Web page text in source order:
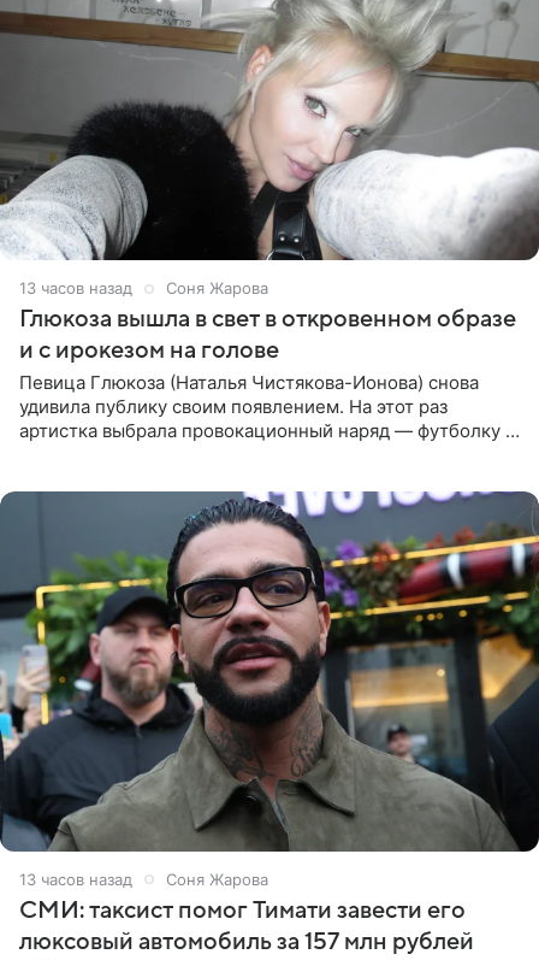
13 часов назад Соня Жарова
Глюкоза вышла в свет в откровенном образе
и с ирокезом на голове
Певица Глюкоза (Наталья Чистякова-Ионова) снова
удивила публику своим появлением. На этот раз
артистка выбрала провокационный наряд — футболку с
13 часов назад Соня Жарова
СМИ: таксист помог Тимати завести его
люксовый автомобиль за 157 млн рублей